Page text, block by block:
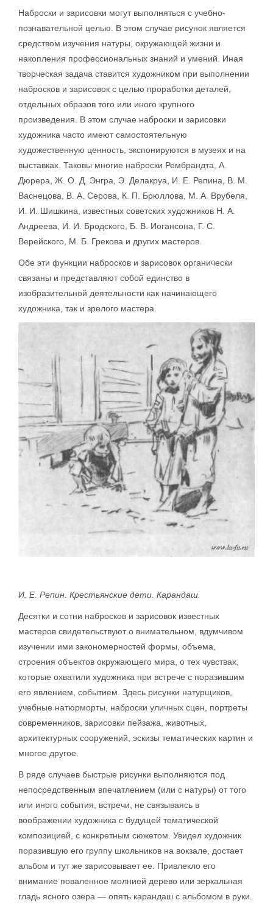
Наброски и зарисовки могут выполняться с учебно-
познавательной целью. В этом случае рисунок является
средством изучения натуры, окружающей жизни и
накопления профессиональных знаний и умений. Иная
творческая задача ставится художником при выполнении
набросков и зарисовок с целью проработки деталей,
отдельных образов того или иного крупного
произведения. В этом случае наброски и зарисовки
художника часто имеют самостоятельную
художественную ценность, экспонируются в музеях и на
выставках. Таковы многие наброски Рембрандта, А.
Дюрера, Ж. О. Д. Энгра, Э. Делакруа, И. Е. Репина, В. М.
Васнецова, В. А. Серова, К. П. Брюллова, М. А. Врубеля,
И. И. Шишкина, известных советских художников Н. А.
Андреева, И. И. Бродского, Б. В. Иогансона, Г. С.
Верейского, М. Б. Грекова и других мастеров.
Обе эти функции набросков и зарисовок органически
связаны и представляют собой единство в
изобразительной деятельности как начинающего
художника, так и зрелого мастера.
И. Е. Репин. Крестьянские дети. Карандаш.
Десятки и сотни набросков и зарисовок известных
мастеров свидетельствуют о внимательном, вдумчивом
изучении ими закономерностей формы, объема,
строения объектов окружающего мира, о тех чувствах,
которые охватили художника при встрече с поразившим
его явлением, событием. Здесь рисунки натурщиков,
учебные натюрморты, наброски уличных сцен, портреты
современников, зарисовки пейзажа, животных,
архитектурных сооружений, эскизы тематических картин и
многое другое.
В ряде случаев быстрые рисунки выполняются под
непосредственным впечатлением (или с натуры) от того
или иного события, встречи, не связываясь в
воображении художника с будущей тематической
композицией, с конкретным сюжетом. Увидел художник
поразившую его группу школьников на вокзале, достает
альбом и тут же зарисовывает ее. Привлекло его
внимание поваленное молнией дерево или зеркальная
гладь ясного озера — опять карандаш с альбомом в руки.